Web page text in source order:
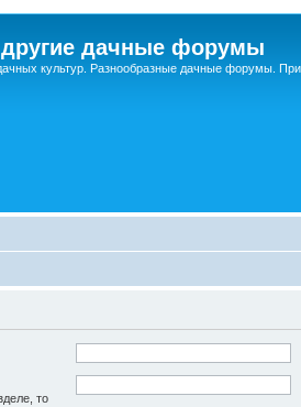
дачные форумы
культур. Разнообразные дачные форумы.
то